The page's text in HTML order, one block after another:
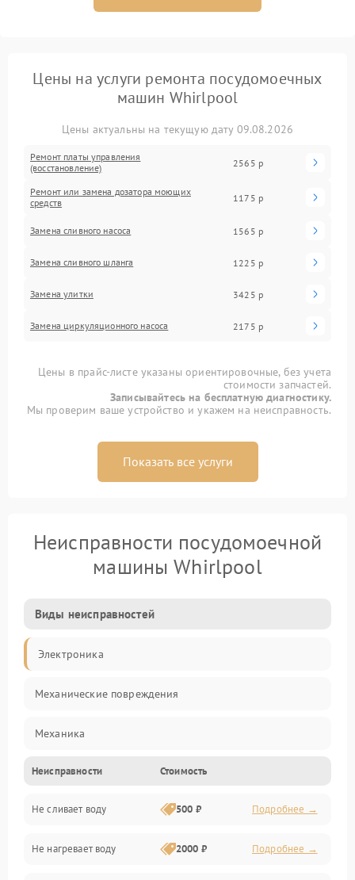
Цены на услуги ремонта посудомоечных
машин Whirlpool
Цены актуальны на текущую дату 09.08.2026
Ремонт платы управления
(восстановление)
2565 р
Ремонт или замена дозатора моющих
средств
1175 р
Замена сливного насоса 1565 р
Замена сливного шланга 1225 р
Замена улитки 3425 р
Замена циркуляционного насоса 2175 р
Цены в прайс-листе указаны ориентировочные, без учета
стоимости запчастей.
Записывайтесь на бесплатную диагностику.
Мы проверим ваше устройство и укажем на неисправность.
Показать все услуги
Неисправности посудомоечной
машины Whirlpool
Виды неисправностей
Электроника
Механические повреждения
Механика
Управление
Электропитание
Датчики
Неисправности Стоимость
Не сливает воду 500 ₽ Подробнее →
Не нагревает воду 2000 ₽ Подробнее →